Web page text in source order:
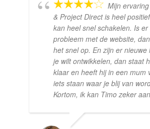
Mijn
& Project Direct is heel
kan heel snel schakelen. Is er
probleem met de website,
het snel op. En zijn er nieuwe
je wilt ontwikkelen, dan staat
klaar en heeft hij in een mum
iets staan waar je blij van
Kortom, ik kan Timo zeker